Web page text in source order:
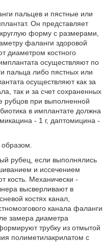
пальцев и пястные или
Он представляет
форму с размерами,
фаланги здоровой
диаметром костного
осуществляют по
пальца либо пястных или
осуществляют как за
так и за счет сохраненных
рубцов при выполненной
в имплантате должна
- 1 г, даптомицина -
рубец, если выполнялись
и иссечением
кость. Механически -
высверливают в
костях канал,
канала фаланги
замера диаметра
трубку из отмытой
полиметилакрилатом с